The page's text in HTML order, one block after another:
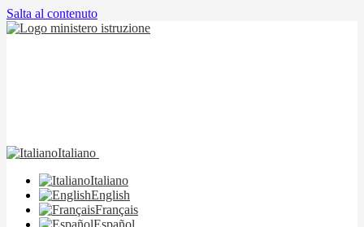
Salta al contenuto
Italiano
Italiano
English
Français
Español